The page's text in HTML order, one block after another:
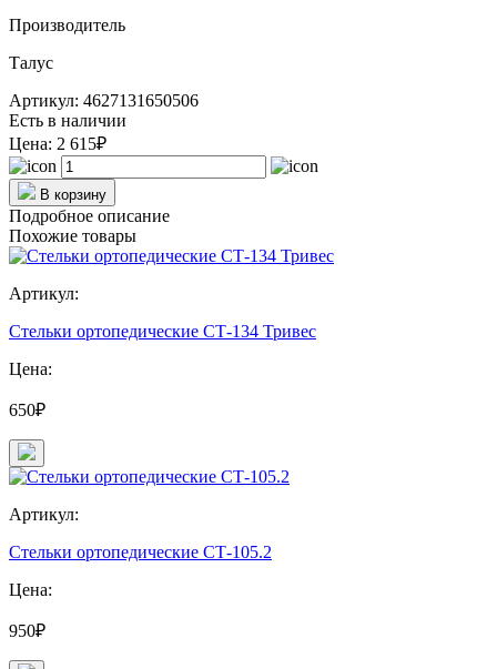
Производитель
Талус
Артикул: 4627131650506
Есть в наличии
Цена: 2 615₽
В корзину
Подробное описание
Похожие товары
Артикул:
Стельки ортопедические СТ-134 Тривес
Цена:
650₽
Артикул:
Стельки ортопедические СТ-105.2
Цена:
950₽